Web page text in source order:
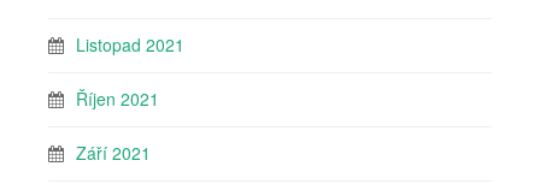
Listopad 2021
Říjen 2021
Září 2021